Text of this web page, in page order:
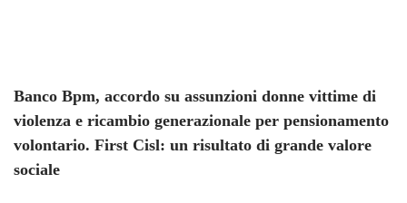
Banco Bpm, accordo su assunzioni donne vittime di
violenza e ricambio generazionale per pensionamento
volontario. First Cisl: un risultato di grande valore
sociale